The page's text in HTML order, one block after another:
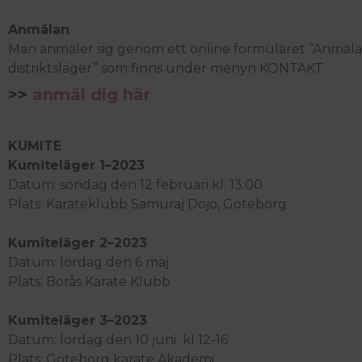
Anmälan
Man anmäler sig genom ett online formuläret
distriktsläger” som finns under menyn KONTAKT.
>> anmäl dig här
KUMITE
Kumiteläger 1–2023
Datum: söndag den 12 februari kl. 13.00
Plats: Karateklubb Samuraj Dojo, Göteborg
Kumiteläger 2–2023
Datum: lördag den 6 maj
Plats: Borås Karate Klubb
Kumiteläger 3–2023
Datum: lördag den 10 juni
kl 12-16